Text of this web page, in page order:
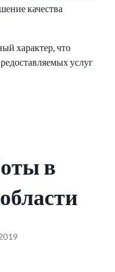
качества
характер, что
услуг
в